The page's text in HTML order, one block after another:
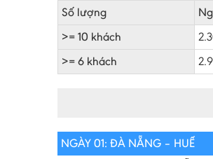
Số lượng
>= 10 khách
>= 6 khách
NGÀY 01: ĐÀ NẴNG – HUẾ